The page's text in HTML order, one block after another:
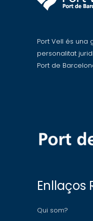
Port Vell és una
personalitat
Port de
Enllaços
Qui som?